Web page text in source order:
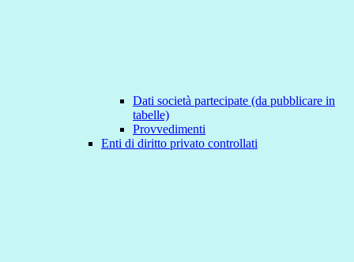
Dati società partecipate (da pubblicare in
tabelle)
Provvedimenti
Enti di diritto privato controllati